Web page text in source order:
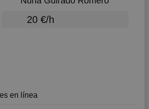
20 €/h
en línea